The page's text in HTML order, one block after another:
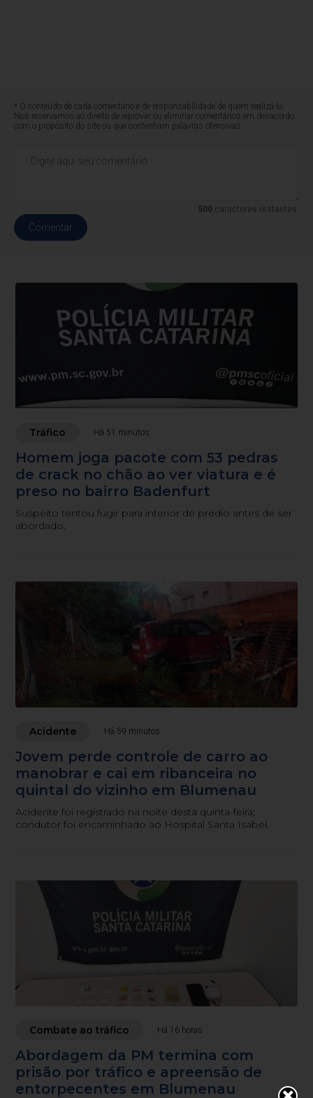
* O conteúdo de cada comentário é de responsabilidade de quem realizá-lo.
Nos reservamos ao direito de reprovar ou eliminar comentários em desacordo
com o propósito do site ou que contenham palavras ofensivas.
500caracteres restantes.
Comentar
Tráfico Há 51 minutos
Homem joga pacote com 53 pedras
de crack no chão ao ver viatura e é
preso no bairro Badenfurt
Suspeito tentou fugir para interior de prédio antes de ser
abordado.
Acidente Há 59 minutos
Jovem perde controle de carro ao
manobrar e cai em ribanceira no
quintal do vizinho em Blumenau
Acidente foi registrado na noite desta quinta-feira;
condutor foi encaminhado ao Hospital Santa Isabel.
Combate ao tráfico Há 16 horas
Abordagem da PM termina com
prisão por tráfico e apreensão de
entorpecentes em Blumenau